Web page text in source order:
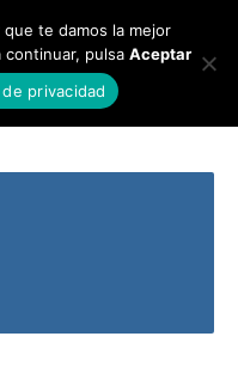
te damos la mejor
pulsa Aceptar
privacidad